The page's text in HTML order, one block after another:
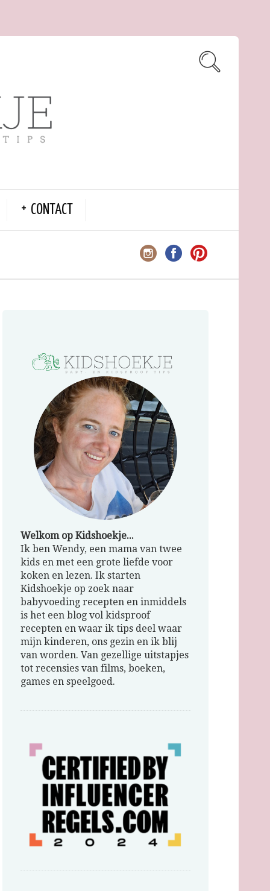
CONTACT
Welkom op Kidshoekje...
Ik ben Wendy, een mama van twee
kids en met een grote liefde voor
koken en lezen. Ik starten
Kidshoekje op zoek naar
babyvoeding recepten en inmiddels
is het een blog vol kidsproof
recepten en waar ik tips deel waar
mijn kinderen, ons gezin en ik blij
van worden. Van gezellige uitstapjes
tot recensies van films, boeken,
games en speelgoed.